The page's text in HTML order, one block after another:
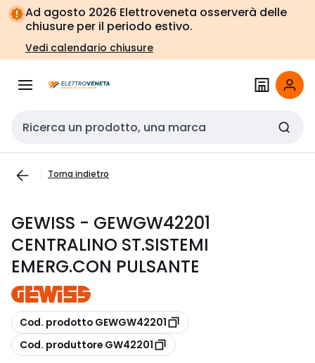
Vai alla
navigazione
Vai
alla
pagina
Ad agosto 2026 Elettroveneta osserverà delle
chiusure per il periodo estivo.
Vedi calendario chiusure
Cerca input
Torna indietro
GEWISS - GEWGW42201
CENTRALINO ST.SISTEMI
EMERG.CON PULSANTE
copia
Cod. prodotto GEWGW42201
copia
Cod. produttore GW42201